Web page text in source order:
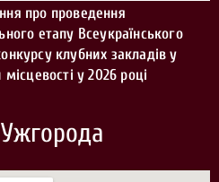
про проведення
етапу Всеукраїнського
клубних закладів у
місцевості у 2026 році